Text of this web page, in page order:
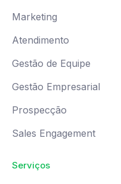
Marketing
Atendimento
Gestão de Equipe
Gestão Empresarial
Prospecção
Sales Engagement
Serviços